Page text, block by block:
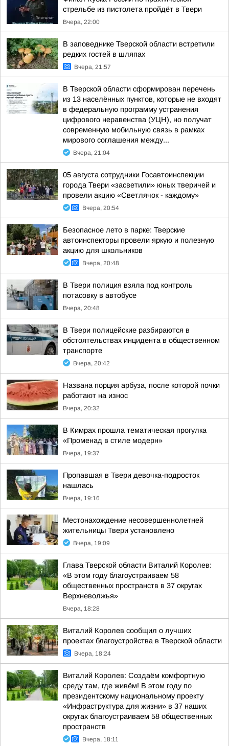
стрельбе из пистолета пройдёт в Твери
Вчера, 22:00
В заповеднике Тверской области встретили
редких гостей в шляпах
Вчера, 21:57
В Тверской области сформирован перечень
из 13 населённых пунктов, которые не входят
в федеральную программу устранения
цифрового неравенства (УЦН), но получат
современную мобильную связь в рамках
мирового соглашения между...
Вчера, 21:04
05 августа сотрудники Госавтоинспекции
города Твери «засветили» юных тверичей и
провели акцию «Светлячок - каждому»
Вчера, 20:54
Безопасное лето в парке: Тверские
автоинспекторы провели яркую и полезную
акцию для школьников
Вчера, 20:48
В Твери полиция взяла под контроль
потасовку в автобусе
Вчера, 20:48
В Твери полицейские разбираются в
обстоятельствах инцидента в общественном
транспорте
Вчера, 20:42
Названа порция арбуза, после которой почки
работают на износ
Вчера, 20:32
В Кимрах прошла тематическая прогулка
«Променад в стиле модерн»
Вчера, 19:37
Пропавшая в Твери девочка-подросток
нашлась
Вчера, 19:16
Местонахождение несовершеннолетней
жительницы Твери установлено
Вчера, 19:09
Глава Тверской области Виталий Королев:
«В этом году благоустраиваем 58
общественных пространств в 37 округах
Верхневолжья»
Вчера, 18:28
Виталий Королев сообщил о лучших
проектах благоустройства в Тверской области
Вчера, 18:24
Виталий Королев: Создаём комфортную
среду там, где живём! В этом году по
президентскому национальному проекту
«Инфраструктура для жизни» в 37 наших
округах благоустраиваем 58 общественных
пространств
Вчера, 18:11